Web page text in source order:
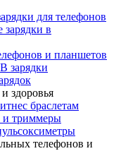
для телефонов
в
и планшетов
зарядки
здоровья
браслетам
и триммеры
телефонов и